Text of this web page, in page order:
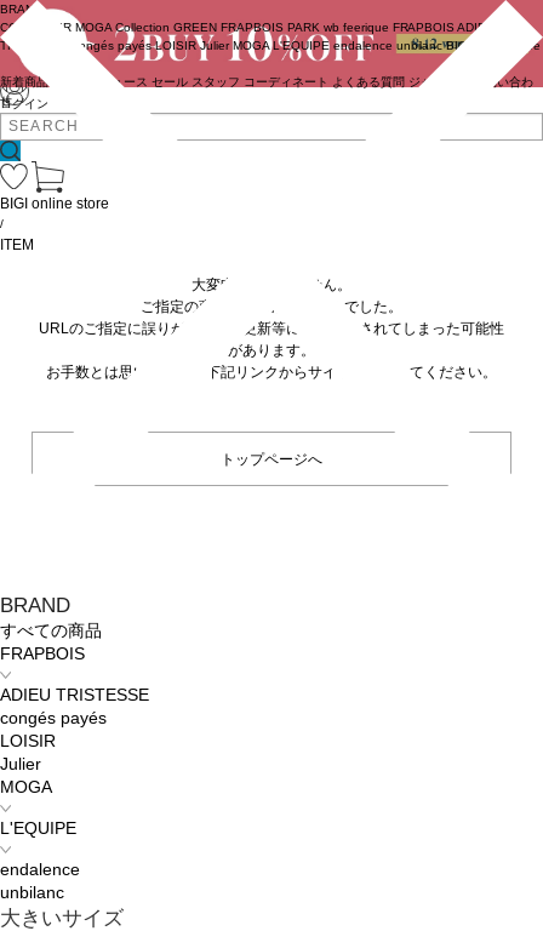
ログイン
BRAND
COUTURIER MOGA Collection GREEN FRAPBOIS PARK wb feerique FRAPBOIS ADIEU
TRISTESSE
congés payés LOISIR Julier MOGA L'EQUIPE endalence unbilanc BIGI online store
新着商品 ニュース セール スタッフ コーディネート よくある質問 ジャーナル
お問い合わ
せ
BRAND
すべての商品
FRAPBOIS
ADIEU TRISTESSE
congés payés
LOISIR
Julier
MOGA
L'EQUIPE
endalence
unbilanc
大きいサイズ
BIGI online store
/
ITEM
大変申し訳ありません。
ご指定の商品が見つかりませんでした。
URLのご指定に誤りがあるか、更新等に伴い削除されてしまった可能性
があります。
お手数とは思いますが、下記リンクからサイトへ移動してください。
トップページへ